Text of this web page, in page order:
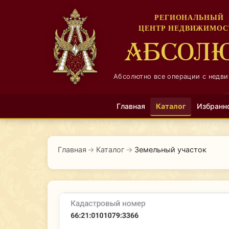
РЕГИОНАЛЬНЫЙ
ЦЕНТР
Абсолютно все операции с
Главная Каталог
Главная → Каталог → Земельный участок